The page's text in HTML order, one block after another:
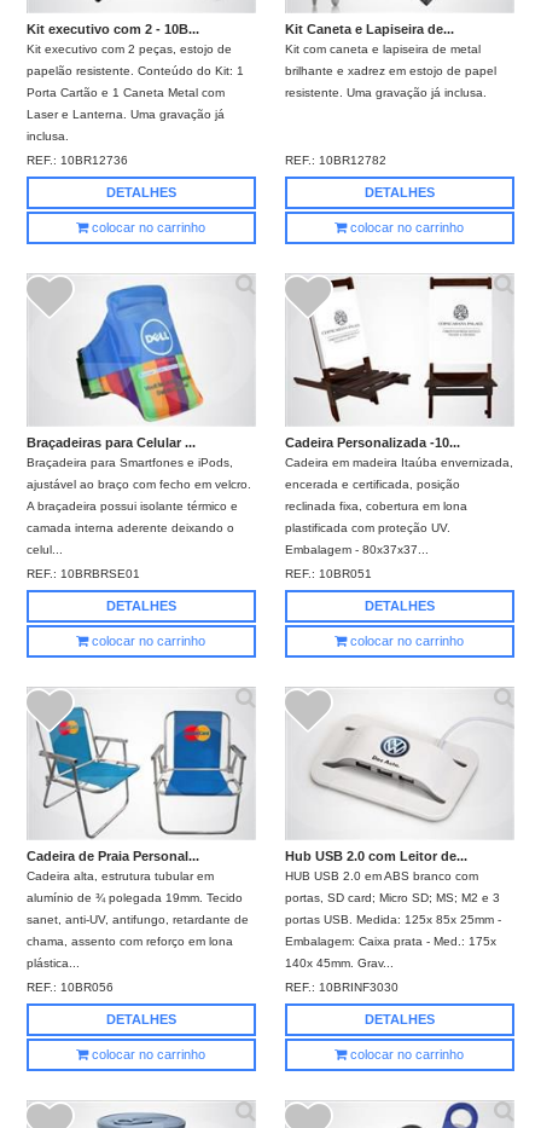
Kit executivo com 2 - 10B...
Kit executivo com 2 peças, estojo de
papelão resistente. Conteúdo do Kit: 1
Porta Cartão e 1 Caneta Metal com
Laser e Lanterna. Uma gravação já
inclusa.
REF.: 10BR12736
DETALHES
colocar no carrinho
Kit Caneta e Lapiseira de...
Kit com caneta e lapiseira de metal
brilhante e xadrez em estojo de papel
resistente. Uma gravação já inclusa.
REF.: 10BR12782
DETALHES
colocar no carrinho
Braçadeiras para Celular ...
Braçadeira para Smartfones e iPods,
ajustável ao braço com fecho em velcro.
A braçadeira possui isolante térmico e
camada interna aderente deixando o
celul...
REF.: 10BRBRSE01
DETALHES
colocar no carrinho
Cadeira Personalizada -10...
Cadeira em madeira Itaúba envernizada,
encerada e certificada, posição
reclinada fixa, cobertura em lona
plastificada com proteção UV.
Embalagem - 80x37x37...
REF.: 10BR051
DETALHES
colocar no carrinho
Cadeira de Praia Personal...
Cadeira alta, estrutura tubular em
alumínio de ¾ polegada 19mm. Tecido
sanet, anti-UV, antifungo, retardante de
chama, assento com reforço em lona
plástica...
REF.: 10BR056
DETALHES
colocar no carrinho
Hub USB 2.0 com Leitor de...
HUB USB 2.0 em ABS branco com
portas, SD card; Micro SD; MS; M2 e 3
portas USB. Medida: 125x 85x 25mm -
Embalagem: Caixa prata - Med.: 175x
140x 45mm. Grav...
REF.: 10BRINF3030
DETALHES
colocar no carrinho